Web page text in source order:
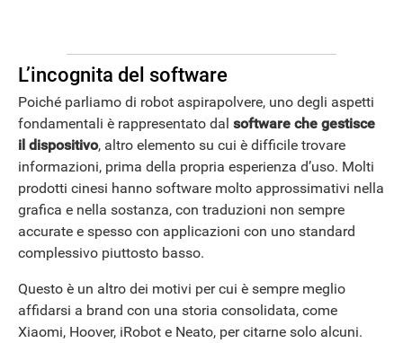
L’incognita del software
Poiché parliamo di robot aspirapolvere, uno degli aspetti
fondamentali è rappresentato dal software che gestisce
il dispositivo, altro elemento su cui è difficile trovare
informazioni, prima della propria esperienza d’uso. Molti
prodotti cinesi hanno software molto approssimativi nella
grafica e nella sostanza, con traduzioni non sempre
accurate e spesso con applicazioni con uno standard
complessivo piuttosto basso.
Questo è un altro dei motivi per cui è sempre meglio
affidarsi a brand con una storia consolidata, come
Xiaomi, Hoover, iRobot e Neato, per citarne solo alcuni.